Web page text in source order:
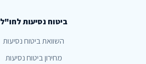
ביטוח נסיעות לחו"ל
השוואת ביטוח נסיעות
מחירון ביטוח נסיעות